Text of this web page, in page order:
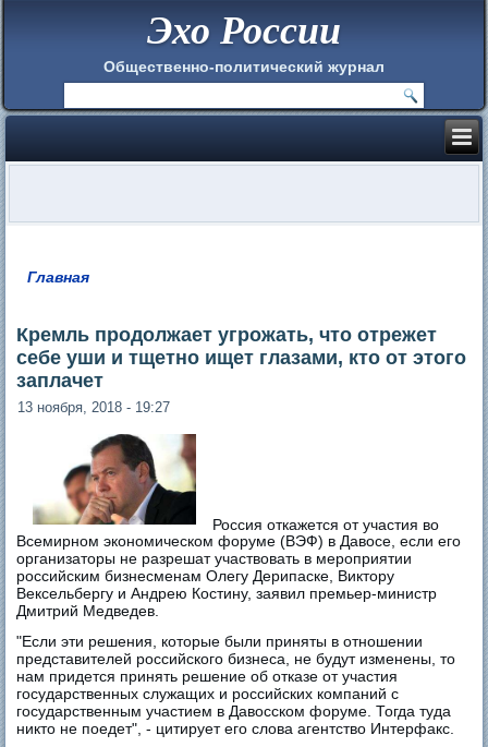
Эхо России
Общественно-политический журнал
Главная
Кремль продолжает угрожать, что отрежет
себе уши и тщетно ищет глазами, кто от этого
заплачет
13 ноября, 2018 - 19:27
Россия откажется от участия во
Всемирном экономическом форуме (ВЭФ) в Давосе, если его
организаторы не разрешат участвовать в мероприятии
российским бизнесменам Олегу Дерипаске, Виктору
Вексельбергу и Андрею Костину, заявил премьер-министр
Дмитрий Медведев.
"Если эти решения, которые были приняты в отношении
представителей российского бизнеса, не будут изменены, то
нам придется принять решение об отказе от участия
государственных служащих и российских компаний с
государственным участием в Давосском форуме. Тогда туда
никто не поедет", - цитирует его слова агентство Интерфакс.